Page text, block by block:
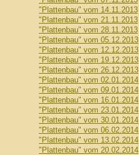
"Plattenbau" vom 14.11.2013
"Plattenbau" vom 21.11.2013
"Plattenbau" vom 28.11.2013
"Plattenbau" vom 05.12.2013
"Plattenbau" vom 12.12.2013
"Plattenbau" vom 19.12.2013
"Plattenbau" vom 26.12.2013
"Plattenbau" vom 02.01.2014
"Plattenbau" vom 09.01.2014
"Plattenbau" vom 16.01.2014
"Plattenbau" vom 23.01.2014
"Plattenbau" vom 30.01.2014
"Plattenbau" vom 06.02.2014
"Plattenbau" vom 13.02.2014
"Plattenbau" vom 20.02.2014